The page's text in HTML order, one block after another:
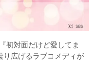
初対面だけど愛してま
広げるラブコメディが